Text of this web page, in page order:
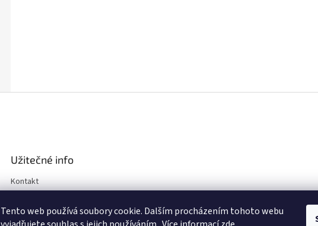
Tento web používá soubory cookie. Dalším procházením tohoto webu
Užitečné info
Kontakt
Ochrana osobních údajů